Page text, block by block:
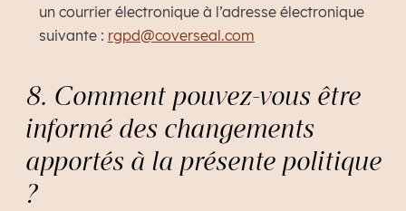
un courrier électronique à l’adresse électronique
suivante : rgpd@coverseal.com
8. Comment pouvez-vous être
informé des changements
apportés à la présente politique
?